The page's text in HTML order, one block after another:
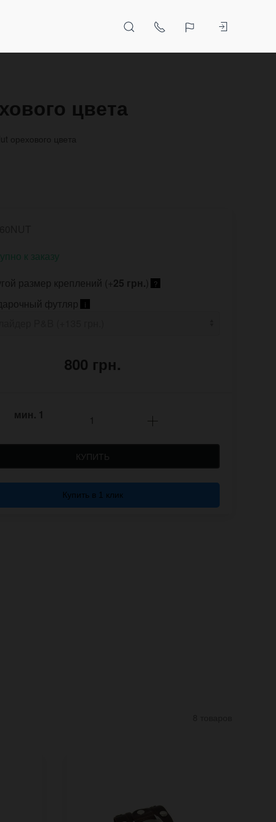
цвета
орехового цвета
к заказу
размер креплений (+25 грн.) ?
футляр i
800 грн.
мин. 1
КУПИТЬ
Купить в 1 клик